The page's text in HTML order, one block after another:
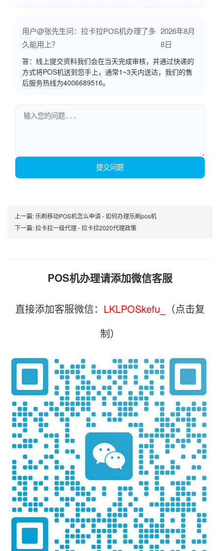
用户@张先生问：拉卡拉POS机办理了多
久能用上？
2026年8月
8日
答：线上提交资料我们会在当天完成审核，并通过快递的
方式将POS机送到您手上，通常1~3天内送达，我们的售
后服务热线为4006689516。
提交问题
上一篇: 乐刷移动POS机怎么申请 - 如何办理乐刷pos机
下一篇:拉卡拉一级代理 - 拉卡拉2020代理政策
POS机办理请添加微信客服
直接添加客服微信： LKLPOSkefu_
（点击复
制）